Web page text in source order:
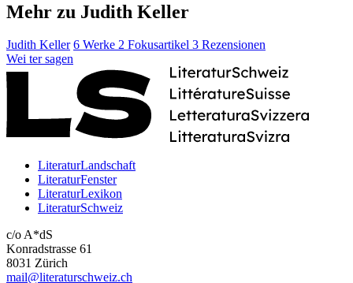
Mehr zu Judith Keller
Judith Keller 6 Werke 2 Fokusartikel 3 Rezensionen
Wei ter sagen
LiteraturLandschaft
LiteraturFenster
LiteraturLexikon
LiteraturSchweiz
c/o A*dS
Konradstrasse 61
8031 Zürich
mail@literaturschweiz.ch